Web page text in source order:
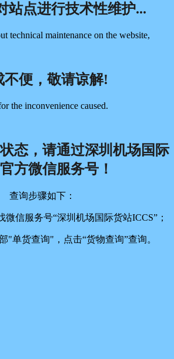
站点进行技术性维护...
technical maintenance on the website,
不便，敬请谅解!
the inconvenience caused.
态，请通过深圳机场国际
方微信服务号！
查询步骤如下：
微信服务号“深圳机场国际货站ICCS”；
"单货查询"，点击“货物查询”查询。